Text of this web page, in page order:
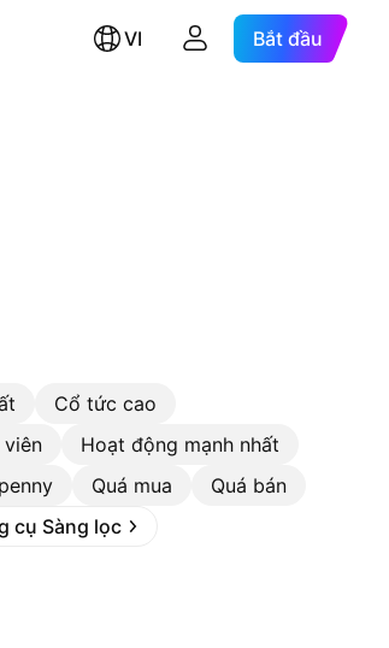
VI Bắt đầu
Cổ tức cao
viên
Hoạt động mạnh nhất
Quá mua
Quá bán
cụ Sàng lọc